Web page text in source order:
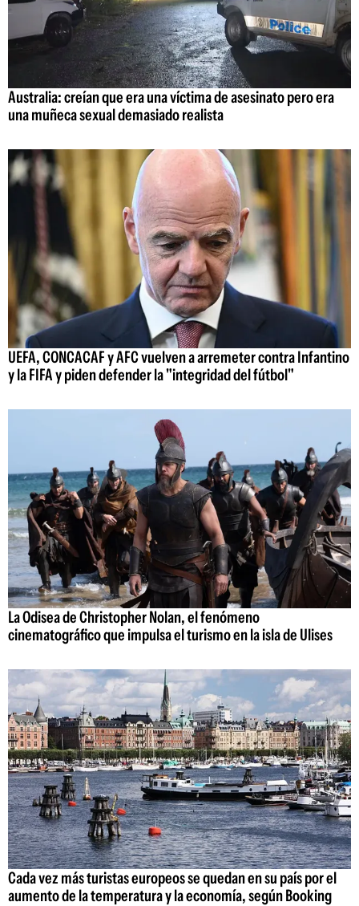
Australia: creían que era una víctima de asesinato pero era
una muñeca sexual demasiado realista
UEFA, CONCACAF y AFC vuelven a arremeter contra Infantino
y la FIFA y piden defender la "integridad del fútbol"
La Odisea de Christopher Nolan, el fenómeno
cinematográfico que impulsa el turismo en la isla de Ulises
Cada vez más turistas europeos se quedan en su país por el
aumento de la temperatura y la economía, según Booking